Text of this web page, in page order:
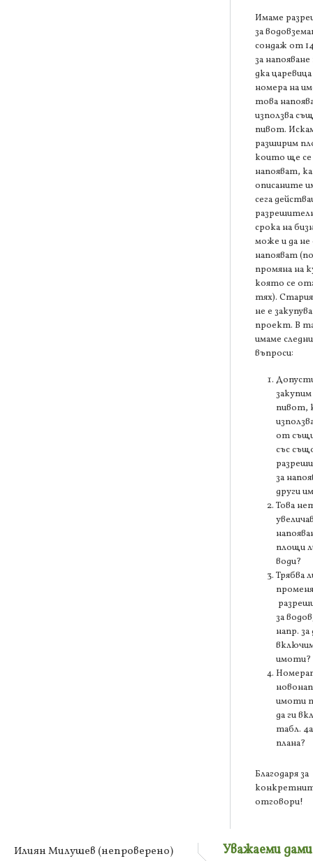
Имаме
за
сондаж от
за
дка
номера на
това
използва
пивот.
разширим
които ще се
напояват,
описаните
сега
срока на
може и да не
напояват
промяна на
която се
тях).
не е
проект. В
имаме
въпроси:
пивот,
от
със
за
други
Това
площи
води?
Трябва
за
напр. за
имоти?
имоти
да ги
табл.
плана?
Благодаря за
отговори!
Илиян Милушев (непроверено)
Уважаеми